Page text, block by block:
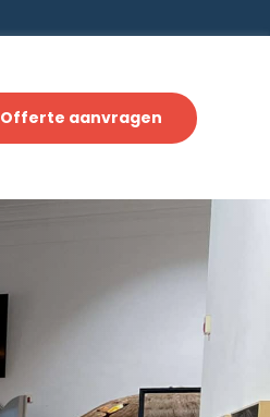
Offerte aanvragen